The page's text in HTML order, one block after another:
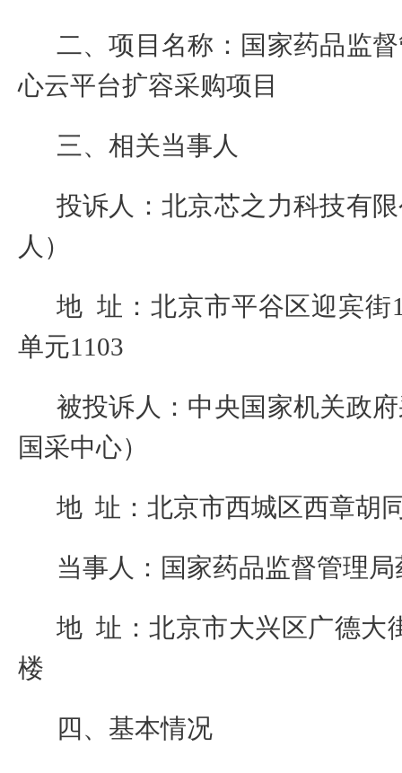
二、项目名称： 国家药品监
心云平台扩容采购项目
三、相关当事人
投诉人：北京芯之力科技有
人）
地 址：北京市平谷区迎宾街
单元1103
被投诉人：中央国家机关政
国采中心）
地 址：北京市西城区西章胡
当事人：国家药品监督管理
地 址：北京市大兴区广德大
楼
四、基本情况